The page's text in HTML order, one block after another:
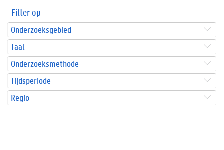
Filter op
Onderzoeksgebied
Taal
Onderzoeksmethode
Tijdsperiode
Regio